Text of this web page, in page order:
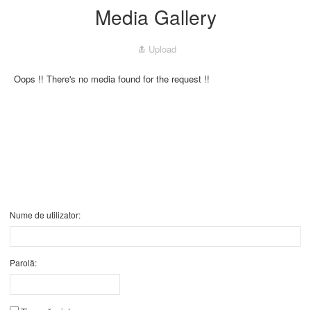
Media Gallery
Upload
Oops !! There's no media found for the request !!
Nume de utilizator:
Parolă: